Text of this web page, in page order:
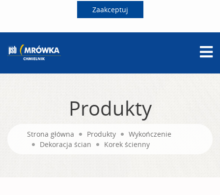
Zaakceptuj
Produkty
Strona główna Produkty
Wykończenie
Dekoracja ścian
Korek ścienny